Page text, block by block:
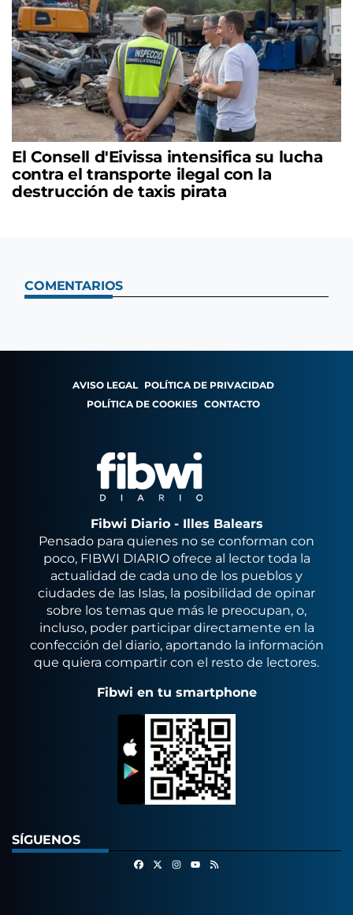
El Consell d'Eivissa intensifica su lucha
contra el transporte ilegal con la
destrucción de taxis pirata
COMENTARIOS
AVISO LEGAL POLÍTICA DE PRIVACIDAD
POLÍTICA DE COOKIES CONTACTO
Fibwi Diario - Illes Balears
Pensado para quienes no se conforman con
poco, FIBWI DIARIO ofrece al lector toda la
actualidad de cada uno de los pueblos y
ciudades de las Islas, la posibilidad de opinar
sobre los temas que más le preocupan, o,
incluso, poder participar directamente en la
confección del diario, aportando la información
que quiera compartir con el resto de lectores.
Fibwi en tu smartphone
SÍGUENOS
FacebookInstagram